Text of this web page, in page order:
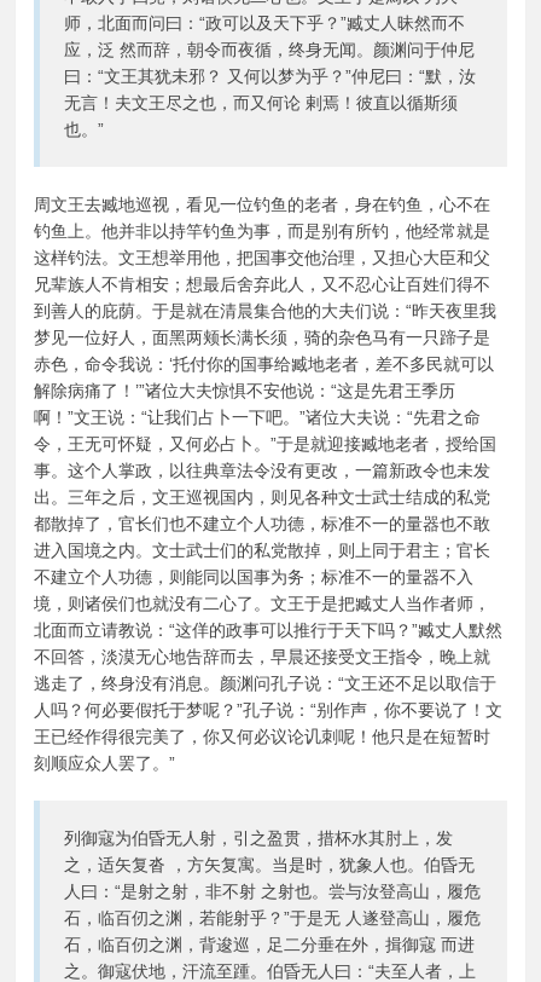
师，北面而问曰：“政可以及天下乎？”臧丈人昧然而不
应，泛 然而辞，朝令而夜循，终身无闻。颜渊问于仲尼
曰：“文王其犹未邪？ 又何以梦为乎？”仲尼曰：“默，汝
无言！夫文王尽之也，而又何论 剌焉！彼直以循斯须
也。”
周文王去臧地巡视，看见一位钓鱼的老者，身在钓鱼，心不在
钓鱼上。他并非以持竿钓鱼为事，而是别有所钓，他经常就是
这样钓法。文王想举用他，把国事交他治理，又担心大臣和父
兄辈族人不肯相安；想最后舍弃此人，又不忍心让百姓们得不
到善人的庇荫。于是就在清晨集合他的大夫们说：“昨天夜里我
梦见一位好人，面黑两颊长满长须，骑的杂色马有一只蹄子是
赤色，命令我说：‘托付你的国事给臧地老者，差不多民就可以
解除病痛了！’”诸位大夫惊惧不安他说：“这是先君王季历
啊！”文王说：“让我们占卜一下吧。”诸位大夫说：“先君之命
令，王无可怀疑，又何必占卜。”于是就迎接臧地老者，授给国
事。这个人掌政，以往典章法令没有更改，一篇新政令也未发
出。三年之后，文王巡视国内，则见各种文士武士结成的私党
都散掉了，官长们也不建立个人功德，标准不一的量器也不敢
进入国境之内。文士武士们的私党散掉，则上同于君主；官长
不建立个人功德，则能同以国事为务；标准不一的量器不入
境，则诸侯们也就没有二心了。文王于是把臧丈人当作者师，
北面而立请教说：“这佯的政事可以推行于天下吗？”臧丈人默然
不回答，淡漠无心地告辞而去，早晨还接受文王指令，晚上就
逃走了，终身没有消息。颜渊问孔子说：“文王还不足以取信于
人吗？何必要假托于梦呢？”孔子说：“别作声，你不要说了！文
王已经作得很完美了，你又何必议论讥刺呢！他只是在短暂时
刻顺应众人罢了。”
列御寇为伯昏无人射，引之盈贯，措杯水其肘上，发
之，适矢复沓 ，方矢复寓。当是时，犹象人也。伯昏无
人曰：“是射之射，非不射 之射也。尝与汝登高山，履危
石，临百仞之渊，若能射乎？”于是无 人遂登高山，履危
石，临百仞之渊，背逡巡，足二分垂在外，揖御寇 而进
之。御寇伏地，汗流至踵。伯昏无人曰：“夫至人者，上